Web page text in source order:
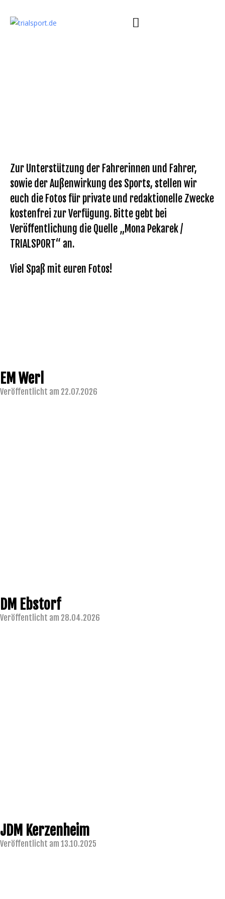
Zur Unterstützung der Fahrerinnen und Fahrer,
sowie der Außenwirkung des Sports, stellen wir
euch die Fotos für private und redaktionelle Zwecke
kostenfrei zur Verfügung. Bitte gebt bei
Veröffentlichung die Quelle „Mona Pekarek /
TRIALSPORT“ an.
Viel Spaß mit euren Fotos!
EM Werl
Veröffentlicht am 22.07.2026
DM Ebstorf
Veröffentlicht am 28.04.2026
JDM Kerzenheim
Veröffentlicht am 13.10.2025